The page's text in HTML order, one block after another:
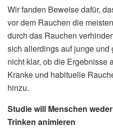
Wir fanden Beweise dafür,
vor dem Rauchen die
durch das Rauchen
sich allerdings auf junge
nicht klar, ob die Ergebnisse
Kranke und habituelle
hinzu.
Studie will Menschen
Trinken animieren